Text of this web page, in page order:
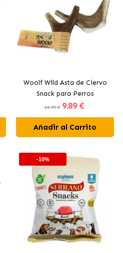
Woolf Wild Asta de Ciervo
Snack para Perros
10.99 € 9.89 €
Añadir al Carrito
-10%